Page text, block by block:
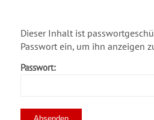
Dieser Inhalt ist
Passwort ein, um ihn anzeigen
Passwort: